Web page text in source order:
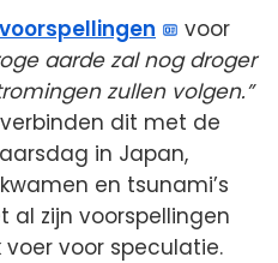
voorspellingen
voor
aarde zal nog droger
zullen volgen.”
dit met de
in Japan,
en tsunami’s
al zijn voorspellingen
voer voor speculatie.